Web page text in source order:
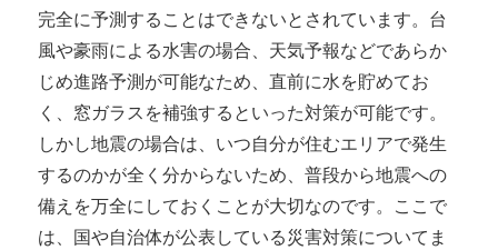
完全に予測することはできないとされています。台
風や豪雨による水害の場合、天気予報などであらか
じめ進路予測が可能なため、直前に水を貯めてお
く、窓ガラスを補強するといった対策が可能です。
しかし地震の場合は、いつ自分が住むエリアで発生
するのかが全く分からないため、普段から地震への
備えを万全にしておくことが大切なのです。ここで
は、国や自治体が公表している災害対策についてま